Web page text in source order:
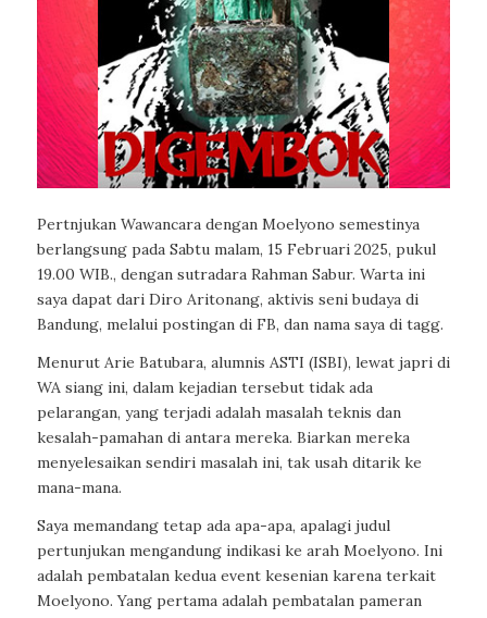
Pertnjukan Wawancara dengan Moelyono semestinya
berlangsung pada Sabtu malam, 15 Februari 2025, pukul
19.00 WIB., dengan sutradara Rahman Sabur. Warta ini
saya dapat dari Diro Aritonang, aktivis seni budaya di
Bandung, melalui postingan di FB, dan nama saya di tagg.
Menurut Arie Batubara, alumnis ASTI (ISBI), lewat japri di
WA siang ini, dalam kejadian tersebut tidak ada
pelarangan, yang terjadi adalah masalah teknis dan
kesalah-pamahan di antara mereka. Biarkan mereka
menyelesaikan sendiri masalah ini, tak usah ditarik ke
mana-mana.
Saya memandang tetap ada apa-apa, apalagi judul
pertunjukan mengandung indikasi ke arah Moelyono. Ini
adalah pembatalan kedua event kesenian karena terkait
Moelyono. Yang pertama adalah pembatalan pameran